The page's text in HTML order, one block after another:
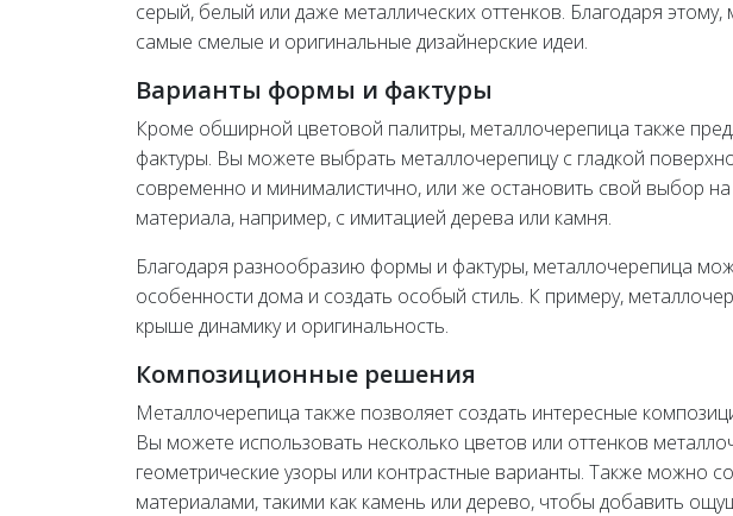
серый, белый или даже металлических оттенков. Благодаря
самые смелые и оригинальные дизайнерские идеи.
Варианты формы и фактуры
Кроме обширной цветовой палитры, металлочерепица также
фактуры. Вы можете выбрать металлочерепицу с гладкой
современно и минималистично, или же остановить свой выбор
материала, например, с имитацией дерева или камня.
Благодаря разнообразию формы и фактуры, металлочерепица
особенности дома и создать особый стиль. К примеру,
крыше динамику и оригинальность.
Композиционные решения
Металлочерепица также позволяет создать интересные
Вы можете использовать несколько цветов или оттенков
геометрические узоры или контрастные варианты. Также можно
материалами, такими как камень или дерево, чтобы добавить